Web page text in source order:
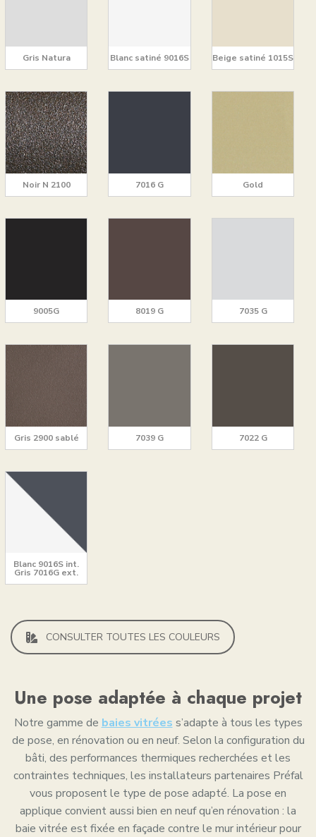
Gris Natura Blanc satiné 9016S Beige satiné 1015S
Noir N 2100 7016 G Gold
9005G 8019 G 7035 G
Gris 2900 sablé 7039 G 7022 G
Blanc 9016S int.
Gris 7016G ext.
CONSULTER TOUTES LES COULEURS
Une pose adaptée à chaque projet
Notre gamme de baies vitrées s’adapte à tous les types
de pose, en rénovation ou en neuf. Selon la configuration du
bâti, des performances thermiques recherchées et les
contraintes techniques, les installateurs partenaires Préfal
vous proposent le type de pose adapté. La pose en
applique convient aussi bien en neuf qu’en rénovation : la
baie vitrée est fixée en façade contre le mur intérieur pour